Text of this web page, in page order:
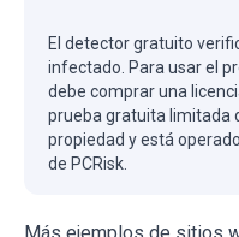
El detector gratuito
infectado. Para usar el
debe comprar una
prueba gratuita limitada
propiedad y está
de PCRisk.